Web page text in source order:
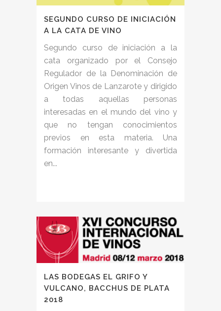
SEGUNDO CURSO DE INICIACIÓN
A LA CATA DE VINO
Segundo curso de iniciación a la
cata organizado por el Consejo
Regulador de la Denominación de
Origen Vinos de Lanzarote y dirigido
a todas aquellas personas
interesadas en el mundo del vino y
que no tengan conocimientos
previos en esta materia. Una
formación interesante y divertida
en...
LAS BODEGAS EL GRIFO Y
VULCANO, BACCHUS DE PLATA
2018